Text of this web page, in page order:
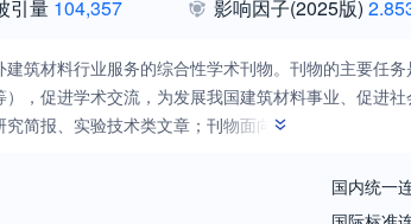
引量 104,357 影响因子(2025版)
建筑材料行业服务的综合性学术刊物。刊物的主要
，促进学术交流，为发展我国建筑材料事业、促进
简报、实验技术类文章；刊物面向国内外征稿，并
国内统一